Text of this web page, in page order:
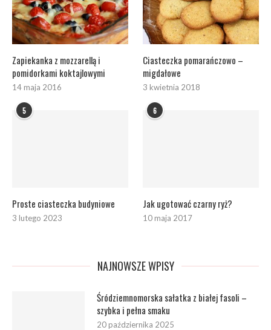
Zapiekanka z mozzarellą i
pomidorkami koktajlowymi
14 maja 2016
Ciasteczka pomarańczowo –
migdałowe
3 kwietnia 2018
5
Proste ciasteczka budyniowe
3 lutego 2023
6
Jak ugotować czarny ryż?
10 maja 2017
NAJNOWSZE WPISY
Śródziemnomorska sałatka z białej fasoli –
szybka i pełna smaku
20 października 2025